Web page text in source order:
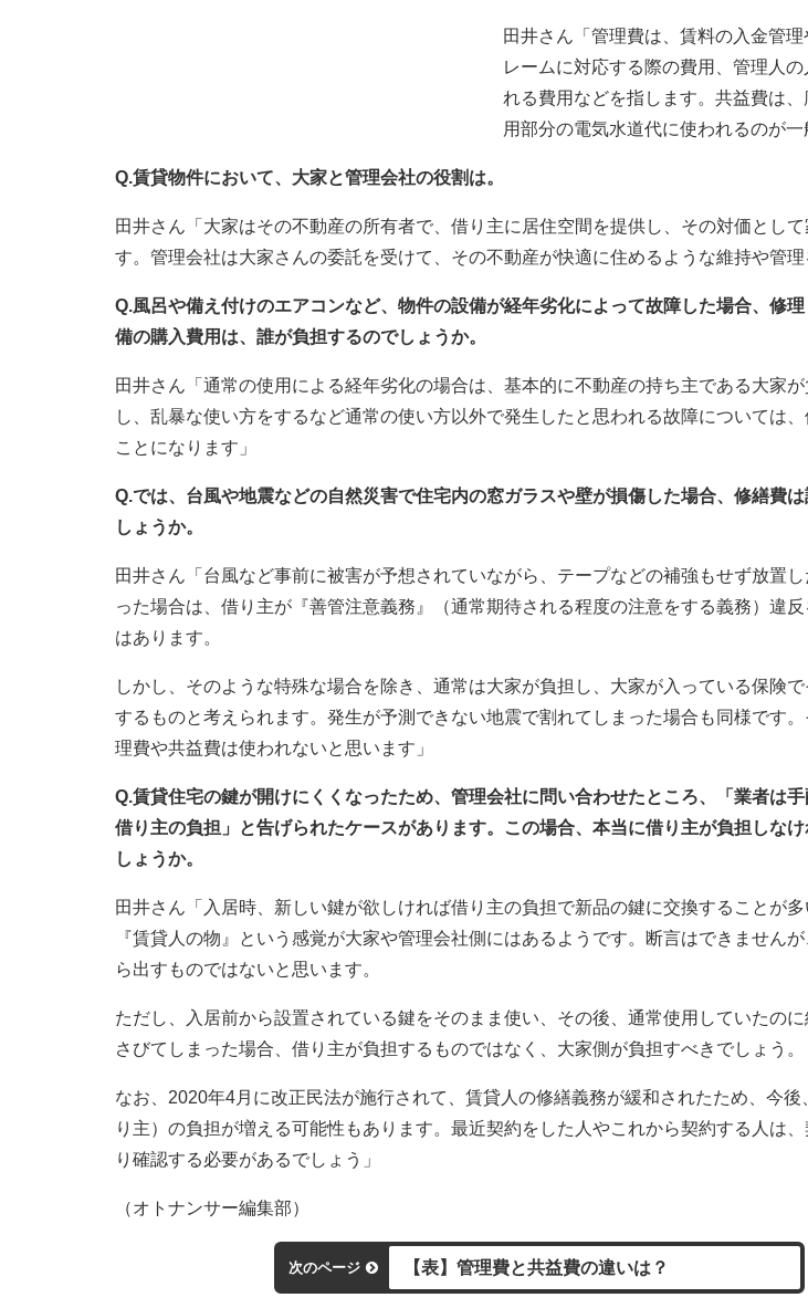
田井さん「管理費は、賃料の入金管
レームに対応する際の費用、管理人
れる費用などを指します。共益費は
用部分の電気水道代に使われるのが一
Q.賃貸物件において、大家と管理会社の役割は。
田井さん「大家はその不動産の所有者で、借り主に居住空間を提供し、その対価として
す。管理会社は大家さんの委託を受けて、その不動産が快適に住めるような維持や管理
Q.風呂や備え付けのエアコンなど、物件の設備が経年劣化によって故障した場合、修
備の購入費用は、誰が負担するのでしょうか。
田井さん「通常の使用による経年劣化の場合は、基本的に不動産の持ち主である大家
し、乱暴な使い方をするなど通常の使い方以外で発生したと思われる故障については
ことになります」
Q.では、台風や地震などの自然災害で住宅内の窓ガラスや壁が損傷した場合、修繕費
しょうか。
田井さん「台風など事前に被害が予想されていながら、テープなどの補強もせず放置し
った場合は、借り主が『善管注意義務』（通常期待される程度の注意をする義務）違
はあります。
しかし、そのような特殊な場合を除き、通常は大家が負担し、大家が入っている保険
するものと考えられます。発生が予測できない地震で割れてしまった場合も同様です
理費や共益費は使われないと思います」
Q.賃貸住宅の鍵が開けにくくなったため、管理会社に問い合わせたところ、「業者は
借り主の負担」と告げられたケースがあります。この場合、本当に借り主が負担しな
しょうか。
田井さん「入居時、新しい鍵が欲しければ借り主の負担で新品の鍵に交換することが
『賃貸人の物』という感覚が大家や管理会社側にはあるようです。断言はできません
ら出すものではないと思います。
ただし、入居前から設置されている鍵をそのまま使い、その後、通常使用していたの
さびてしまった場合、借り主が負担するものではなく、大家側が負担すべきでしょう。
なお、2020年4月に改正民法が施行されて、賃貸人の修繕義務が緩和されたため、今
り主）の負担が増える可能性もあります。最近契約をした人やこれから契約する人は
り確認する必要があるでしょう」
（オトナンサー編集部）
次のページ 【表】管理費と共益費の違いは？